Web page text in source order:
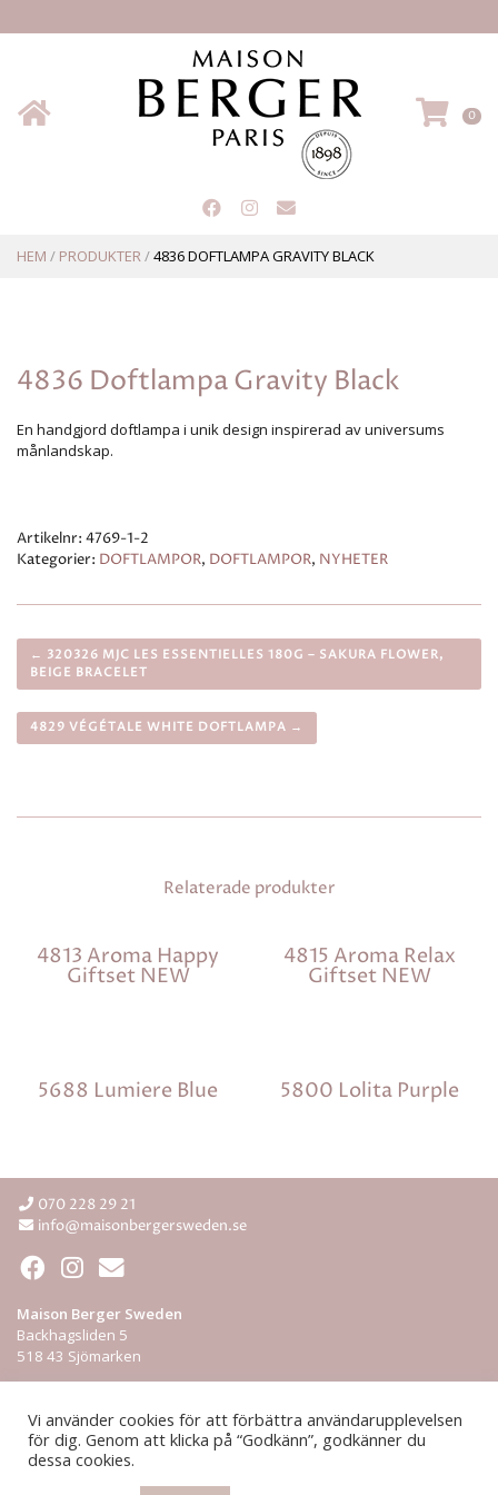
0
HEM / PRODUKTER/4836 DOFTLAMPA GRAVITY BLACK
4836 Doftlampa Gravity Black
En handgjord doftlampa i unik design inspirerad av universums
månlandskap.
Artikelnr: 4769-1-2
Kategorier: DOFTLAMPOR, DOFTLAMPOR, NYHETER
← 320326 MJC LES ESSENTIELLES 180G – SAKURA FLOWER,
BEIGE BRACELET
4829 VÉGÉTALE WHITE DOFTLAMPA →
Relaterade produkter
4813 Aroma Happy
Giftset NEW
4815 Aroma Relax
Giftset NEW
5688 Lumiere Blue 5800 Lolita Purple
070 228 29 21
info@maisonbergersweden.se
Maison Berger Sweden
Backhagsliden 5
518 43 Sjömarken
ÅF-login
Vi använder cookies för att förbättra användarupplevelsen
för dig. Genom att klicka på “Godkänn”, godkänner du
dessa cookies.